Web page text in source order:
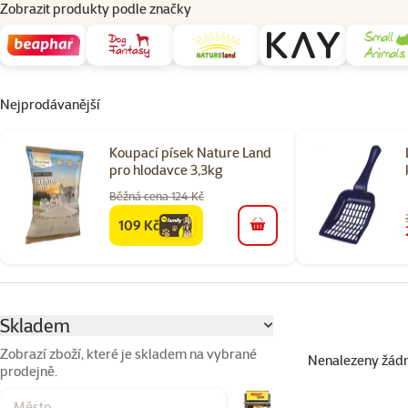
Zobrazit produkty podle značky
Nejprodávanější
Koupací písek Nature Land
pro hlodavce 3,3kg
Běžná cena 124 Kč
familycena
109 Kč do košíku
Skladem
Zobrazí zboží, které je skladem na vybrané
prodejně.
Produkty v
Nenalezeny